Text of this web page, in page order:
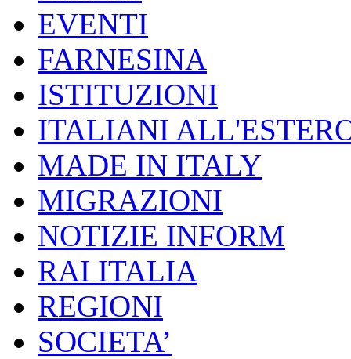
EVENTI
FARNESINA
ISTITUZIONI
ITALIANI
MADE IN ITALY
MIGRAZIONI
NOTIZIE INFORM
RAI ITALIA
REGIONI
SOCIETA’